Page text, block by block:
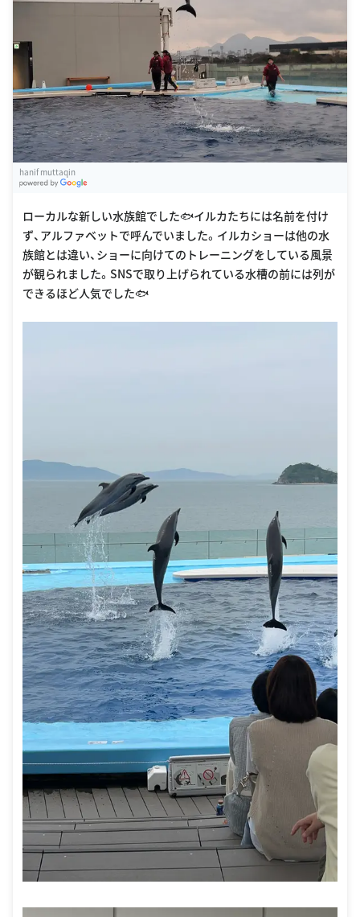
hanif muttaqin
ローカルな新しい水族館でした🐟イルカたちには名前を付け
ず、アルファベットで呼んでいました。イルカショーは他の水
族館とは違い、ショーに向けてのトレーニングをしている風景
が観られました。SNSで取り上げられている水槽の前には列が
できるほど人気でした🐟